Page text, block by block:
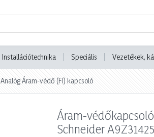
Installációtechnika Speciális Vezetékek,
Analóg Áram-védő (FI) kapcsoló
Áram-
Schneider A9Z31425